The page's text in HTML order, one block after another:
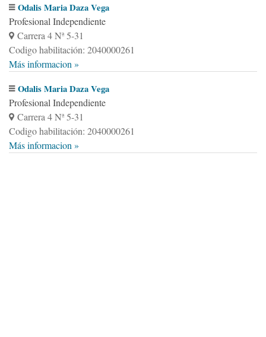
Odalis Maria Daza Vega
Profesional Independiente
Carrera 4 Nª 5-31
Codigo habilitación: 2040000261
Más informacion »
Odalis Maria Daza Vega
Profesional Independiente
Carrera 4 Nª 5-31
Codigo habilitación: 2040000261
Más informacion »